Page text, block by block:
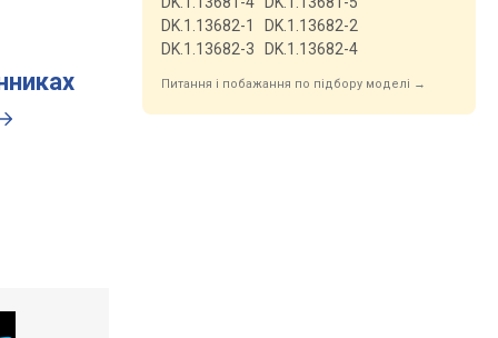
DK.1.13682-1
DK.1.13682-2
DK.1.13682-3
DK.1.13682-4
Питання і побажання по підбору моделі →